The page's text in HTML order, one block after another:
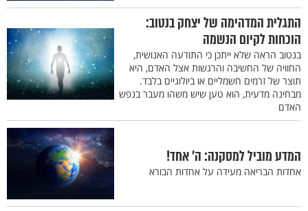
התגלית המדהימה של יצחק בנטוב:
הוכחות לקיום הנשמה
בנטוב הראה שלא ייתכן כי התודעה האנושית,
החוויה של החשיבה והרגשות אצל האדם, היא
תוצר של זרמים חשמליים או ביולוגיים בלבד.
מבחינה מדעית, הוא טען שיש משהו מעבר בנפש
האדם
המדע מוביל למסקנה: ה' אחד!
אחדות הבריאה מעידה על אחדות הבורא